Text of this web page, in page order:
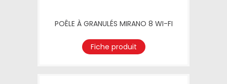
POÊLE À GRANULÉS MIRANO 8 WI-FI
Fiche produit